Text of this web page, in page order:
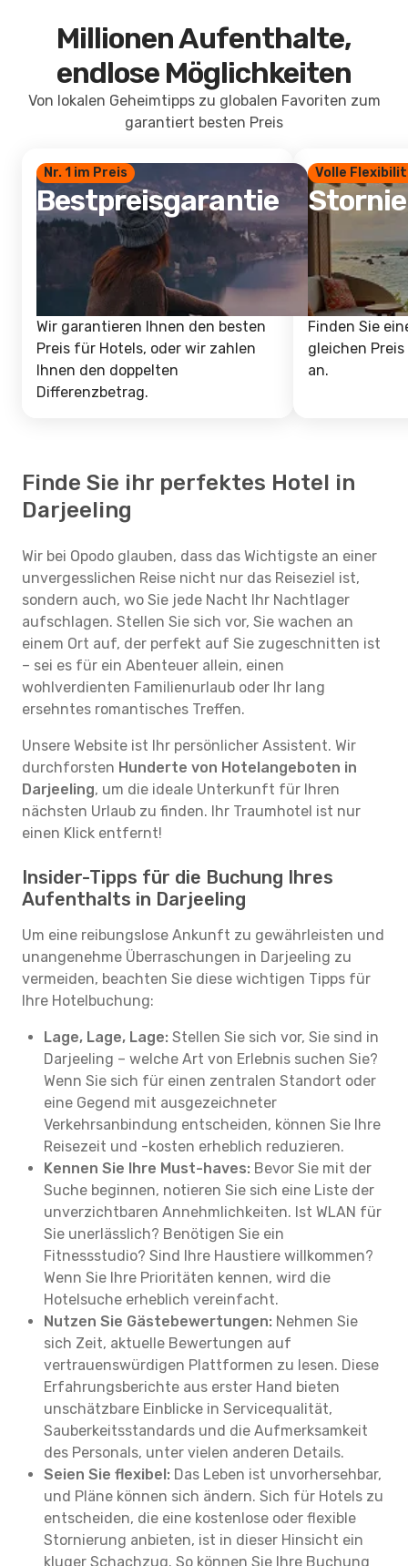
Millionen Aufenthalte,
endlose Möglichkeiten
Von lokalen Geheimtipps zu globalen Favoriten zum
garantiert besten Preis
Nr. 1 im Preis
Bestpreisgarantie
Wir garantieren Ihnen den besten
Preis für Hotels, oder wir zahlen
Ihnen den doppelten
Differenzbetrag.
Volle
Finden Sie
gleichen
an.
Finde Sie ihr perfektes Hotel in
Darjeeling
Wir bei Opodo glauben, dass das Wichtigste an einer
unvergesslichen Reise nicht nur das Reiseziel ist,
sondern auch, wo Sie jede Nacht Ihr Nachtlager
aufschlagen. Stellen Sie sich vor, Sie wachen an
einem Ort auf, der perfekt auf Sie zugeschnitten ist
– sei es für ein Abenteuer allein, einen
wohlverdienten Familienurlaub oder Ihr lang
ersehntes romantisches Treffen.
Unsere Website ist Ihr persönlicher Assistent. Wir
durchforsten Hunderte von Hotelangeboten in
Darjeeling, um die ideale Unterkunft für Ihren
nächsten Urlaub zu finden. Ihr Traumhotel ist nur
einen Klick entfernt!
Insider-Tipps für die Buchung Ihres
Aufenthalts in Darjeeling
Um eine reibungslose Ankunft zu gewährleisten und
unangenehme Überraschungen in Darjeeling zu
vermeiden, beachten Sie diese wichtigen Tipps für
Ihre Hotelbuchung:
Lage, Lage, Lage: Stellen Sie sich vor, Sie sind in
Darjeeling – welche Art von Erlebnis suchen Sie?
Wenn Sie sich für einen zentralen Standort oder
eine Gegend mit ausgezeichneter
Verkehrsanbindung entscheiden, können Sie Ihre
Reisezeit und -kosten erheblich reduzieren.
Kennen Sie Ihre Must-haves: Bevor Sie mit der
Suche beginnen, notieren Sie sich eine Liste der
unverzichtbaren Annehmlichkeiten. Ist WLAN für
Sie unerlässlich? Benötigen Sie ein
Fitnessstudio? Sind Ihre Haustiere willkommen?
Wenn Sie Ihre Prioritäten kennen, wird die
Hotelsuche erheblich vereinfacht.
Nutzen Sie Gästebewertungen: Nehmen Sie
sich Zeit, aktuelle Bewertungen auf
vertrauenswürdigen Plattformen zu lesen. Diese
Erfahrungsberichte aus erster Hand bieten
unschätzbare Einblicke in Servicequalität,
Sauberkeitsstandards und die Aufmerksamkeit
des Personals, unter vielen anderen Details.
Seien Sie flexibel: Das Leben ist unvorhersehbar,
und Pläne können sich ändern. Sich für Hotels zu
entscheiden, die eine kostenlose oder flexible
Stornierung anbieten, ist in dieser Hinsicht ein
kluger Schachzug. So können Sie Ihre Buchung